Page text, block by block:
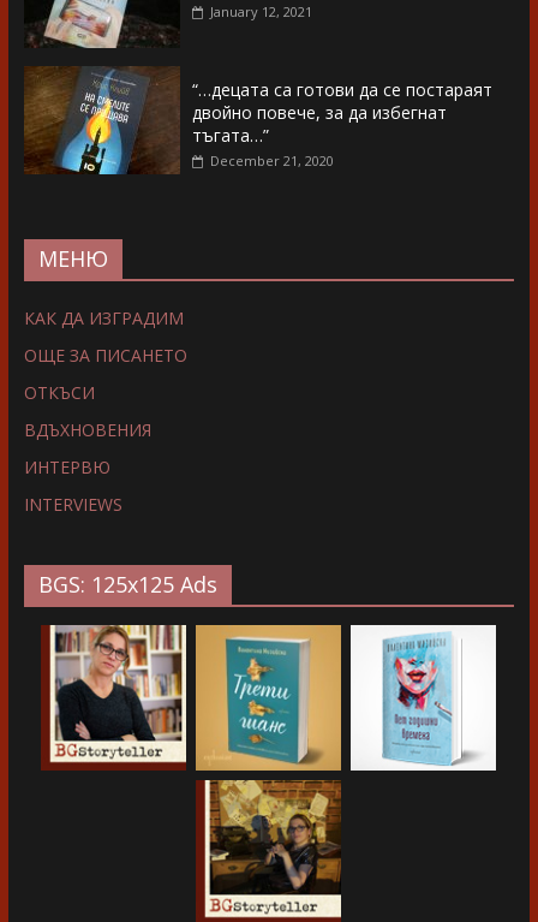
January 12, 2021
“…децата са готови да се постараят
двойно повече, за да избегнат
тъгата…”
December 21, 2020
МЕНЮ
КАК ДА ИЗГРАДИМ
ОЩЕ ЗА ПИСАНЕТО
ОТКЪСИ
ВДЪХНОВЕНИЯ
ИНТЕРВЮ
INTERVIEWS
BGS: 125x125 Ads